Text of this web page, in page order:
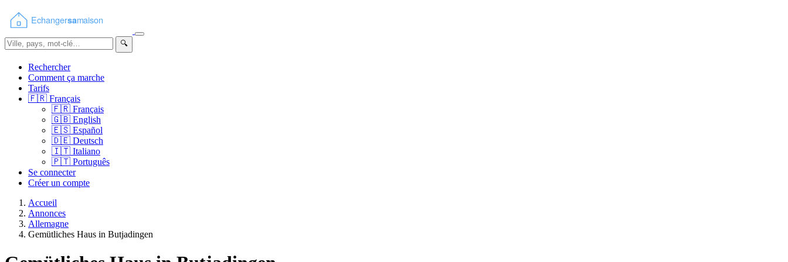
🔍
Rechercher
Comment ça marche
Tarifs
🇫🇷 Français
🇫🇷 Français
🇬🇧 English
🇪🇸 Español
🇩🇪 Deutsch
🇮🇹 Italiano
🇵🇹 Português
Se connecter
Créer un compte
Accueil
Annonces
Allemagne
Gemütliches Haus in Butjadingen